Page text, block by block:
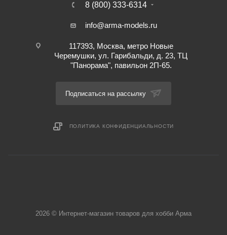
8 (800) 333-6314
info@arma-models.ru
117393, Москва, метро Новые
Черемушки, ул. Гарибальди, д. 23, ТЦ
"Панорама", павильон 2П-65.
Подписаться на рассылку
ПОЛИТИКА КОНФИДЕНЦИАЛЬНОСТИ
2026 © Интернет-магазин товаров для хобби Арма